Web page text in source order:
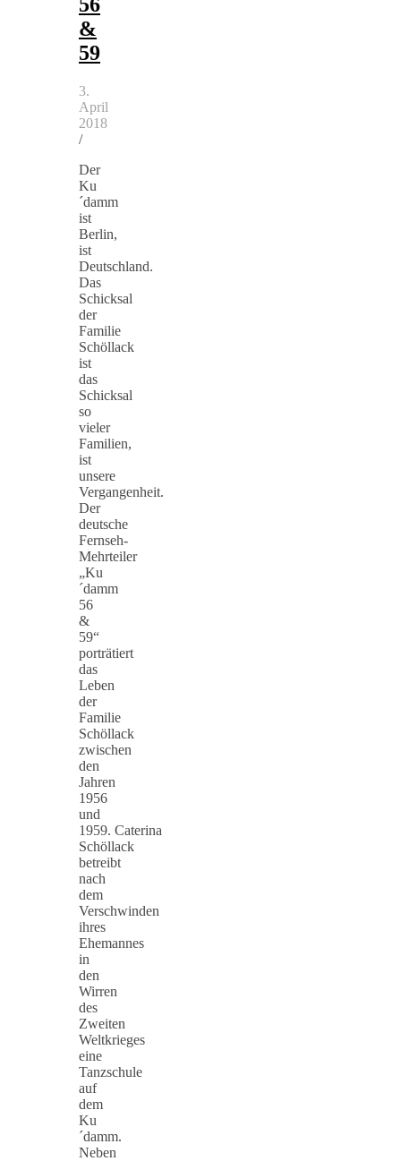
&
59
3.
April
2018
/
Der
Ku
´damm
ist
Berlin,
ist
Deutschland.
Das
Schicksal
der
Familie
Schöllack
ist
das
Schicksal
so
vieler
Familien,
ist
unsere
Vergangenheit.
Der
deutsche
Fernseh-
Mehrteiler
„Ku
´damm
56
&
59“
porträtiert
das
Leben
der
Familie
Schöllack
zwischen
den
Jahren
1956
und
1959. Caterina
Schöllack
betreibt
nach
dem
Verschwinden
ihres
Ehemannes
in
den
Wirren
des
Zweiten
Weltkrieges
eine
Tanzschule
auf
dem
Ku
´damm.
Neben